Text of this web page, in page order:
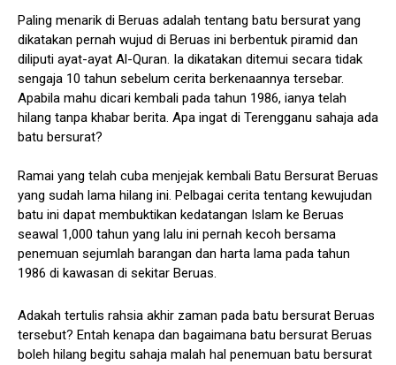
Paling menarik di Beruas adalah tentang batu bersurat yang
dikatakan pernah wujud di Beruas ini berbentuk piramid dan
diliputi ayat-ayat Al-Quran. Ia dikatakan ditemui secara tidak
sengaja 10 tahun sebelum cerita berkenaannya tersebar.
Apabila mahu dicari kembali pada tahun 1986, ianya telah
hilang tanpa khabar berita. Apa ingat di Terengganu sahaja ada
batu bersurat?
Ramai yang telah cuba menjejak kembali Batu Bersurat Beruas
yang sudah lama hilang ini. Pelbagai cerita tentang kewujudan
batu ini dapat membuktikan kedatangan Islam ke Beruas
seawal 1,000 tahun yang lalu ini pernah kecoh bersama
penemuan sejumlah barangan dan harta lama pada tahun
1986 di kawasan di sekitar Beruas.
Adakah tertulis rahsia akhir zaman pada batu bersurat Beruas
tersebut? Entah kenapa dan bagaimana batu bersurat Beruas
boleh hilang begitu sahaja malah hal penemuan batu bersurat